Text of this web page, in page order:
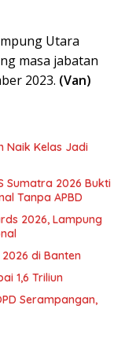
Utara
masa jabatan
2023. (Van)
Naik Kelas Jadi
Sumatra 2026 Bukti
Tanpa APBD
2026, Lampung
di Banten
1,6 Triliun
Serampangan,